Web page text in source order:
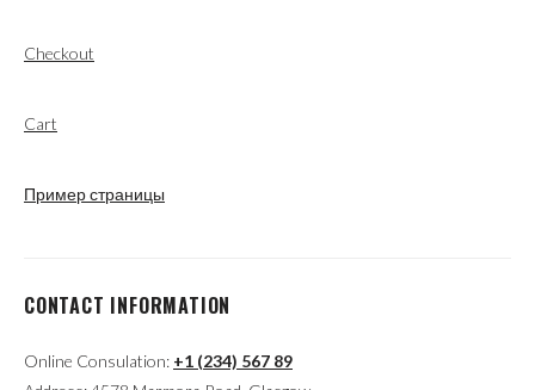
Checkout
Cart
Пример страницы
CONTACT INFORMATION
Online Consulation: +1 (234) 567 89